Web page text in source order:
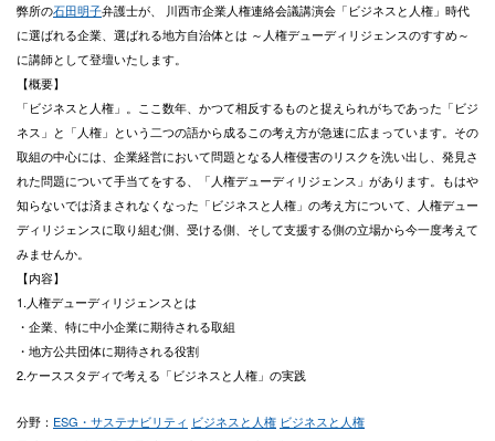
弊所の石田明子弁護士が、 川西市企業人権連絡会議講演会「ビジネスと人権」時代
に選ばれる企業、選ばれる地方自治体とは ～人権デューディリジェンスのすすめ～
に講師として登壇いたします。
【概要】
「ビジネスと人権」。ここ数年、かつて相反するものと捉えられがちであった「ビジ
ネス」と「人権」という二つの語から成るこの考え方が急速に広まっています。その
取組の中心には、企業経営において問題となる人権侵害のリスクを洗い出し、発見さ
れた問題について手当てをする、「人権デューディリジェンス」があります。もはや
知らないでは済まされなくなった「ビジネスと人権」の考え方について、人権デュー
ディリジェンスに取り組む側、受ける側、そして支援する側の立場から今一度考えて
みませんか。
【内容】
1.人権デューディリジェンスとは
・企業、特に中小企業に期待される取組
・地方公共団体に期待される役割
2.ケーススタディで考える「ビジネスと人権」の実践
分野： ESG・サステナビリティ ビジネスと人権 ビジネスと人権